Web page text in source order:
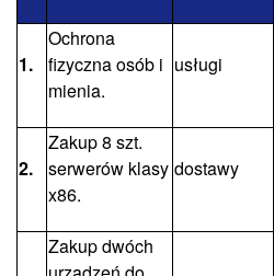
1.
Ochrona
fizyczna osób i
mienia.
usługi
2.
Zakup 8 szt.
serwerów klasy
x86.
dostawy
Zakup dwóch